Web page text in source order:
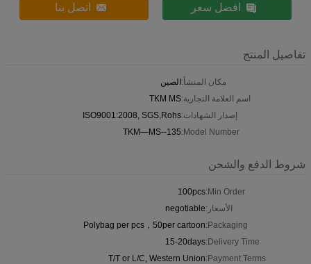
افضل سعر اتصل بنا
تفاصيل المنتج
مكان المنشأ:الصين
اسم العلامة التجارية:TKM MS
إصدار الشهادات:ISO9001:2008, SGS,Rohs
Model Number:
TKM—MS--135
شروط الدفع والشحن
Min Order:
100pcs
الأسعار:negotiable
Packaging:
Polybag per pcs，50per cartoon
Delivery Time:
15-20days
Payment Terms:
T/T or L/C, Western Union